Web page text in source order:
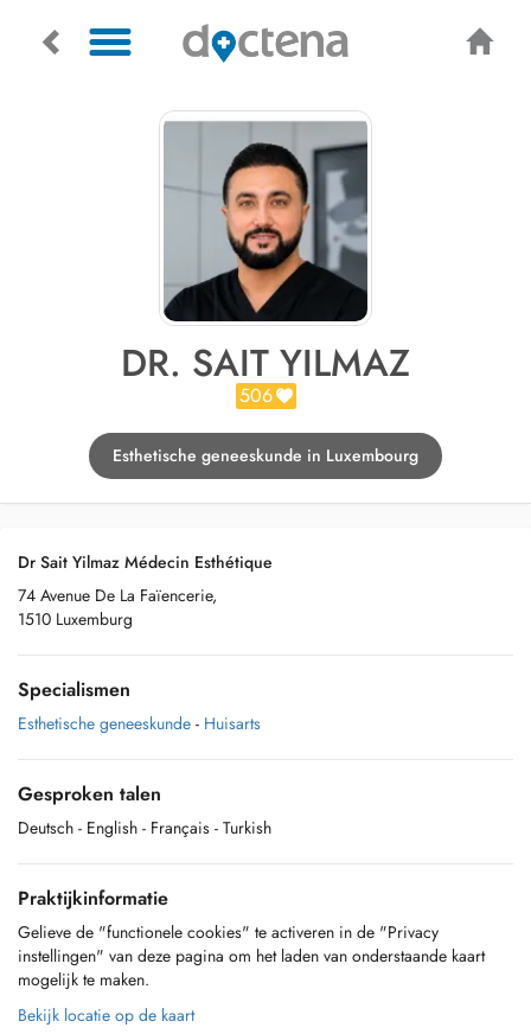
DR. SAIT YILMAZ
506
Esthetische geneeskunde in Luxembourg
Dr Sait Yilmaz Médecin Esthétique
74 Avenue De La Faïencerie,
1510 Luxemburg
Specialismen
Esthetische geneeskunde - Huisarts
Gesproken talen
Deutsch - English - Français - Turkish
Praktijkinformatie
Gelieve de "functionele cookies" te activeren in de "Privacy
instellingen" van deze pagina om het laden van onderstaande kaart
mogelijk te maken.
Bekijk locatie op de kaart